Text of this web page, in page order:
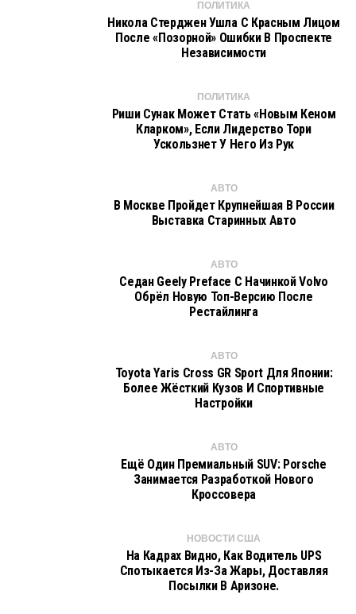
ПОЛИТИКА
Никола Стерджен Ушла С Красным Лицом
После «позорной» Ошибки В Проспекте
Независимости
ПОЛИТИКА
Риши Сунак Может Стать «новым Кеном
Кларком», Если Лидерство Тори
Ускользнет У Него Из Рук
АВТО
В Москве Пройдет Крупнейшая В России
Выставка Старинных Авто
АВТО
Седан Geely Preface С Начинкой Volvo
Обрёл Новую Топ-Версию После
Рестайлинга
АВТО
Toyota Yaris Cross GR Sport Для Японии:
Более Жёсткий Кузов И Спортивные
Настройки
АВТО
Ещё Один Премиальный SUV: Porsche
Занимается Разработкой Нового
Кроссовера
НОВОСТИ США
На Кадрах Видно, Как Водитель UPS
Спотыкается Из-За Жары, Доставляя
Посылки В Аризоне.